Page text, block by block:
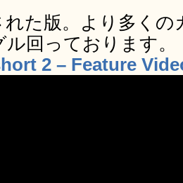
れた版。より多く
回っております。
2 – Feature